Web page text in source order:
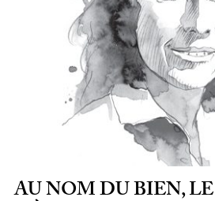
AU NOM DU BIEN, LE